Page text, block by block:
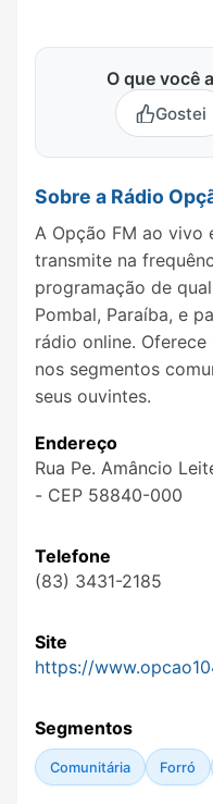
O que você
Gostei
Sobre a Rádio
A Opção FM ao vivo
transmite na
programação de
Pombal, Paraíba, e
rádio online.
nos segmentos
seus ouvintes.
Endereço
Rua Pe. Amâncio
- CEP 58840-000
Telefone
(83) 3431-2185
Site
https://
Segmentos
Comunitária Forró